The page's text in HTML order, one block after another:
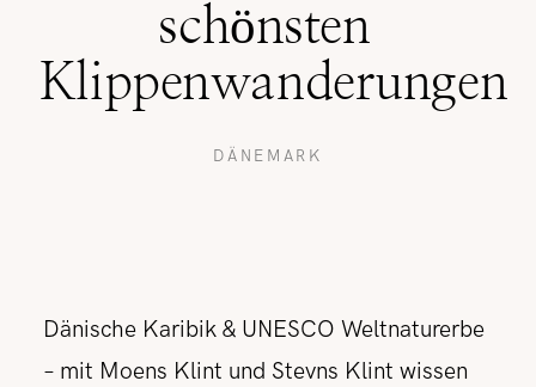
schönsten
Klippenwanderungen
DÄNEMARK
Dänische Karibik & UNESCO Weltnaturerbe
– mit Moens Klint und Stevns Klint wissen
SHOP